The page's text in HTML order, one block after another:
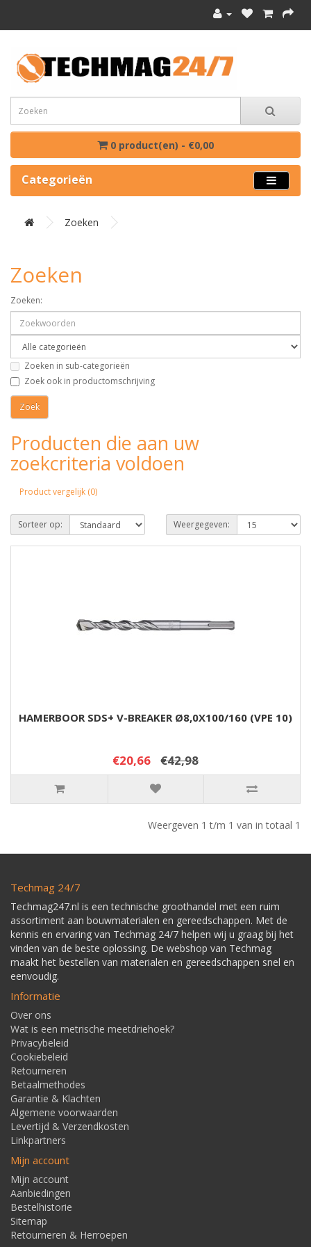
0 product(en) - €0,00
Categorieën
Zoeken
Zoeken
Zoeken:
Zoeken in sub-categorieën
Zoek ook in productomschrijving
Producten die aan uw
zoekcriteria voldoen
Product vergelijk (0)
Sorteer op: Weergegeven:
HAMERBOOR SDS+ V-BREAKER Ø8,0X100/160 (VPE 10)
€20,66 €42,98
Weergeven 1 t/m 1 van in totaal 1
Techmag 24/7
Techmag247.nl is een technische groothandel met een ruim
assortiment aan bouwmaterialen en gereedschappen. Met de
kennis en ervaring van Techmag 24/7 helpen wij u graag bij het
vinden van de beste oplossing. De webshop van Techmag
maakt het bestellen van materialen en gereedschappen snel en
eenvoudig.
Informatie
Over ons
Wat is een metrische meetdriehoek?
Privacybeleid
Cookiebeleid
Retourneren
Betaalmethodes
Garantie & Klachten
Algemene voorwaarden
Levertijd & Verzendkosten
Linkpartners
Mijn account
Mijn account
Aanbiedingen
Bestelhistorie
Sitemap
Retourneren & Herroepen